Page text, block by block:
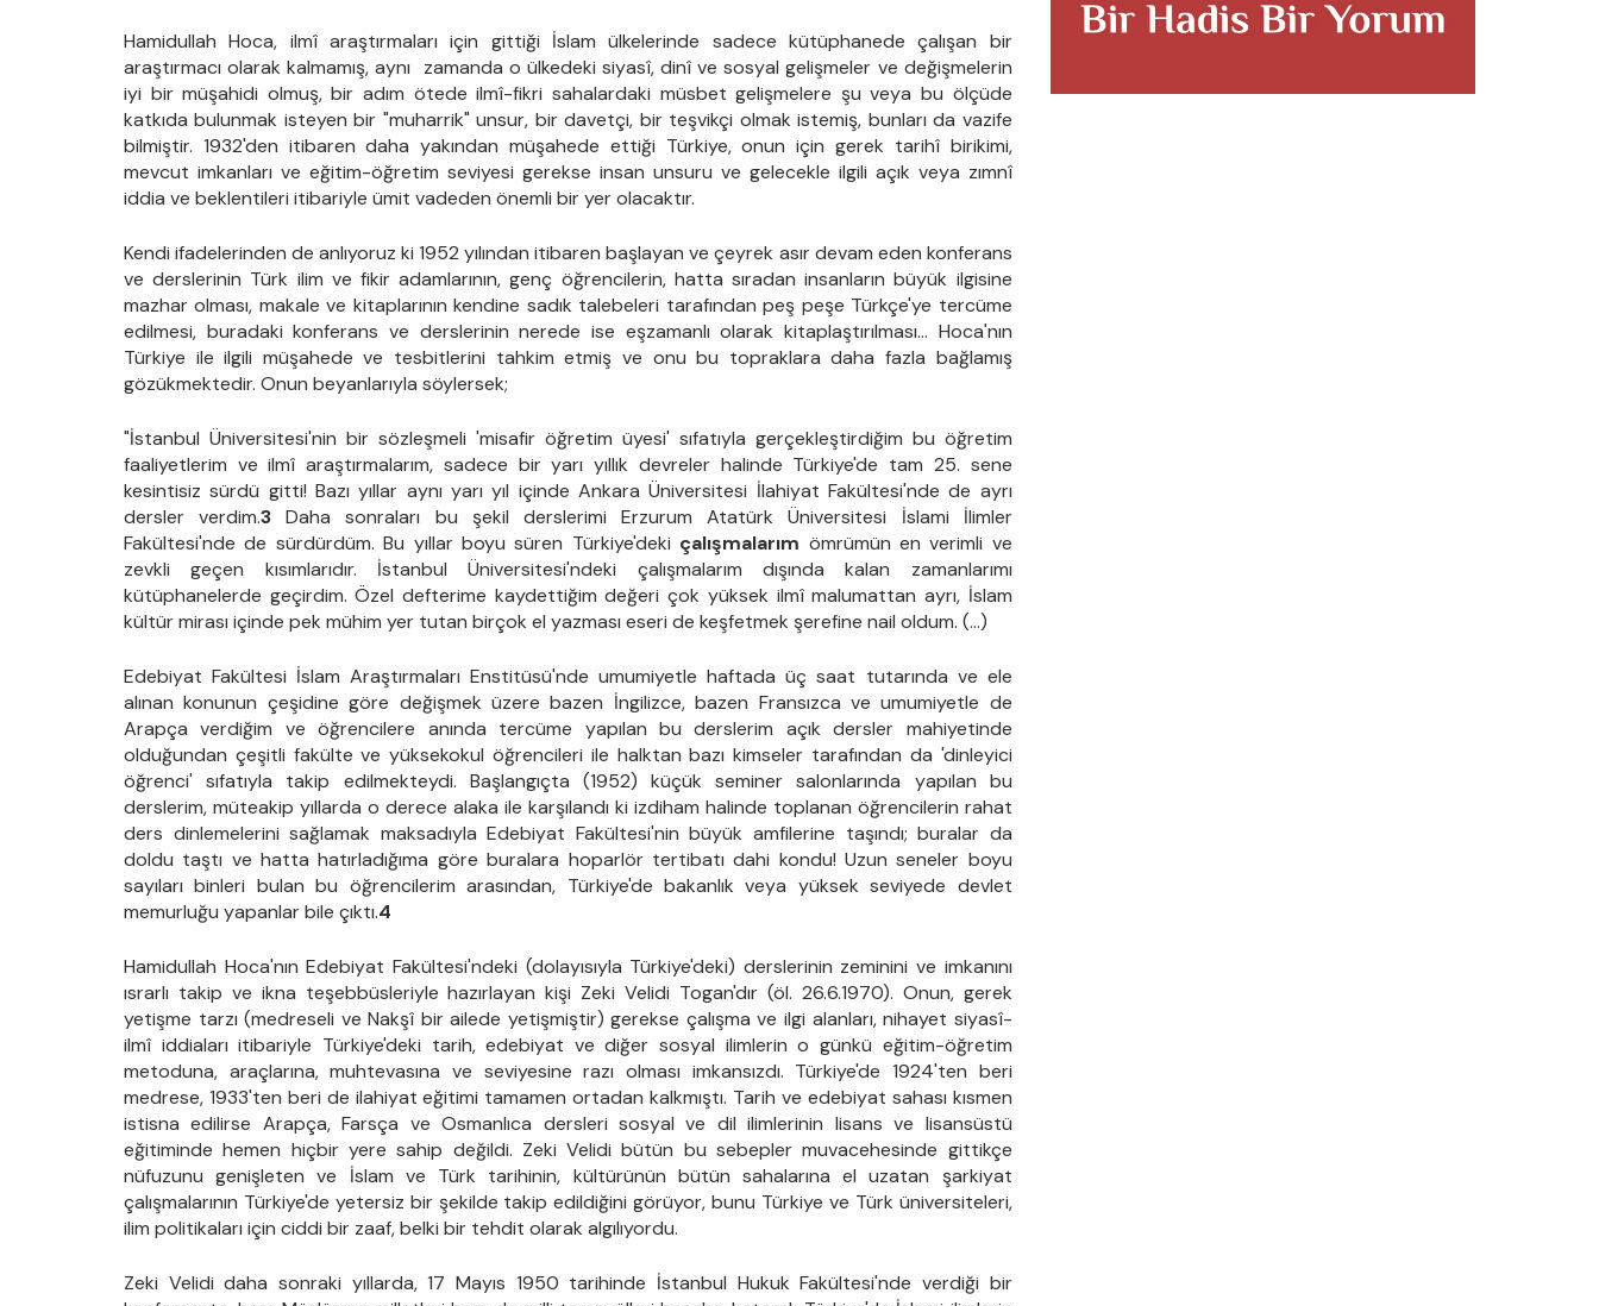
Hamidullah Hoca, ilmî araştırmaları için gittiği İslam ülkelerinde sadece kütüphanede çalışan bir
araştırmacı olarak kalmamış, aynı zamanda o ülkedeki siyasî, dinî ve sosyal gelişmeler ve değişmelerin
iyi bir müşahidi olmuş, bir adım ötede ilmî-fikri sahalardaki müsbet gelişmelere şu veya bu ölçüde
katkıda bulunmak isteyen bir "muharrik" unsur, bir davetçi, bir teşvikçi olmak istemiş, bunları da vazife
bilmiştir. 1932'den itibaren daha yakından müşahede ettiği Türkiye, onun için gerek tarihî birikimi,
mevcut imkanları ve eğitim-öğretim seviyesi gerekse insan unsuru ve gelecekle ilgili açık veya zımnî
iddia ve beklentileri itibariyle ümit vadeden önemli bir yer olacaktır.
Kendi ifadelerinden de anlıyoruz ki 1952 yılından itibaren başlayan ve çeyrek asır devam eden konferans
ve derslerinin Türk ilim ve fikir adamlarının, genç öğrencilerin, hatta sıradan insanların büyük ilgisine
mazhar olması, makale ve kitaplarının kendine sadık talebeleri tarafından peş peşe Türkçe'ye tercüme
edilmesi, buradaki konferans ve derslerinin nerede ise eşzamanlı olarak kitaplaştırılması... Hoca'nın
Türkiye ile ilgili müşahede ve tesbitlerini tahkim etmiş ve onu bu topraklara daha fazla bağlamış
gözükmektedir. Onun beyanlarıyla söylersek;
"İstanbul Üniversitesi'nin bir sözleşmeli 'misafir öğretim üyesi' sıfatıyla gerçekleştirdiğim bu öğretim
faaliyetlerim ve ilmî araştırmalarım, sadece bir yarı yıllık devreler halinde Türkiye'de tam 25. sene
kesintisiz sürdü gitti! Bazı yıllar aynı yarı yıl içinde Ankara Üniversitesi İlahiyat Fakültesi'nde de ayrı
dersler verdim.3 Daha sonraları bu şekil derslerimi Erzurum Atatürk Üniversitesi İslami İlimler
Fakültesi'nde de sürdürdüm. Bu yıllar boyu süren Türkiye'deki çalışmalarım ömrümün en verimli ve
zevkli geçen kısımlarıdır. İstanbul Üniversitesi'ndeki çalışmalarım dışında kalan zamanlarımı
kütüphanelerde geçirdim. Özel defterime kaydettiğim değeri çok yüksek ilmî malumattan ayrı, İslam
kültür mirası içinde pek mühim yer tutan birçok el yazması eseri de keşfetmek şerefine nail oldum. (...)
Edebiyat Fakültesi İslam Araştırmaları Enstitüsü'nde umumiyetle haftada üç saat tutarında ve ele
alınan konunun çeşidine göre değişmek üzere bazen İngilizce, bazen Fransızca ve umumiyetle de
Arapça verdiğim ve öğrencilere anında tercüme yapılan bu derslerim açık dersler mahiyetinde
olduğundan çeşitli fakülte ve yüksekokul öğrencileri ile halktan bazı kimseler tarafından da 'dinleyici
öğrenci' sıfatıyla takip edilmekteydi. Başlangıçta (1952) küçük seminer salonlarında yapılan bu
derslerim, müteakip yıllarda o derece alaka ile karşılandı ki izdiham halinde toplanan öğrencilerin rahat
ders dinlemelerini sağlamak maksadıyla Edebiyat Fakültesi'nin büyük amfilerine taşındı; buralar da
doldu taştı ve hatta hatırladığıma göre buralara hoparlör tertibatı dahi kondu! Uzun seneler boyu
sayıları binleri bulan bu öğrencilerim arasından, Türkiye'de bakanlık veya yüksek seviyede devlet
memurluğu yapanlar bile çıktı.4
Hamidullah Hoca'nın Edebiyat Fakültesi'ndeki (dolayısıyla Türkiye'deki) derslerinin zeminini ve imkanını
ısrarlı takip ve ikna teşebbüsleriyle hazırlayan kişi Zeki Velidi Togan'dır (öl. 26.6.1970). Onun, gerek
yetişme tarzı (medreseli ve Nakşî bir ailede yetişmiştir) gerekse çalışma ve ilgi alanları, nihayet siyasî-
ilmî iddiaları itibariyle Türkiye'deki tarih, edebiyat ve diğer sosyal ilimlerin o günkü eğitim-öğretim
metoduna, araçlarına, muhtevasına ve seviyesine razı olması imkansızdı. Türkiye'de 1924'ten beri
medrese, 1933'ten beri de ilahiyat eğitimi tamamen ortadan kalkmıştı. Tarih ve edebiyat sahası kısmen
istisna edilirse Arapça, Farsça ve Osmanlıca dersleri sosyal ve dil ilimlerinin lisans ve lisansüstü
eğitiminde hemen hiçbir yere sahip değildi. Zeki Velidi bütün bu sebepler muvacehesinde gittikçe
nüfuzunu genişleten ve İslam ve Türk tarihinin, kültürünün bütün sahalarına el uzatan şarkiyat
çalışmalarının Türkiye'de yetersiz bir şekilde takip edildiğini görüyor, bunu Türkiye ve Türk üniversiteleri,
ilim politikaları için ciddi bir zaaf, belki bir tehdit olarak algılıyordu.
Zeki Velidi daha sonraki yıllarda, 17 Mayıs 1950 tarihinde İstanbul Hukuk Fakültesi'nde verdiği bir